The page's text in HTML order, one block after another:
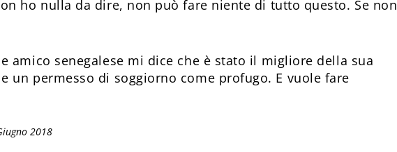
ho nulla da dire, non può fare niente di tutto questo. Se non
amico senegalese mi dice che è stato il migliore della sua
e un permesso di soggiorno come profugo. E vuole fare
2018